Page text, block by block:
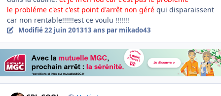
le probléme c'est c'est point d'arrêt non géré qui disparaissent
car non rentable!!!!!!est ce voulu !!!!!!!
Modifié22 juin 201313 ans par mikado43